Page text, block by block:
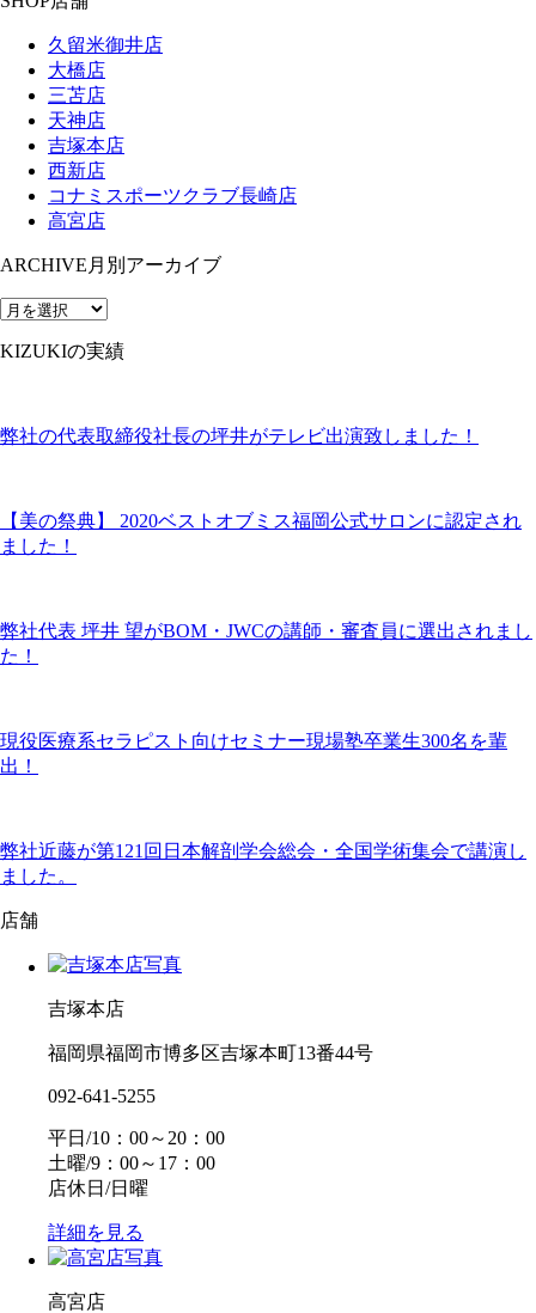
久留米御井店
大橋店
三苫店
天神店
吉塚本店
西新店
コナミスポーツクラブ長崎店
高宮店
ARCHIVE 月別アーカイブ
KIZUKIの実績
弊社の代表取締役社長の坪井がテレビ出演致しました！
【美の祭典】 2020ベストオブミス福岡公式サロンに認定され
ました！
弊社代表 坪井 望がBOM・JWCの講師・審査員に選出されまし
た！
現役医療系セラピスト向けセミナー現場塾卒業生300名を輩
出！
弊社近藤が第121回日本解剖学会総会・全国学術集会で講演し
ました。
店舗
吉塚本店
福岡県福岡市博多区吉塚本町13番44号
092-641-5255
平日/10：00～20：00
土曜/9：00～17：00
店休日/日曜
詳細を見る
高宮店